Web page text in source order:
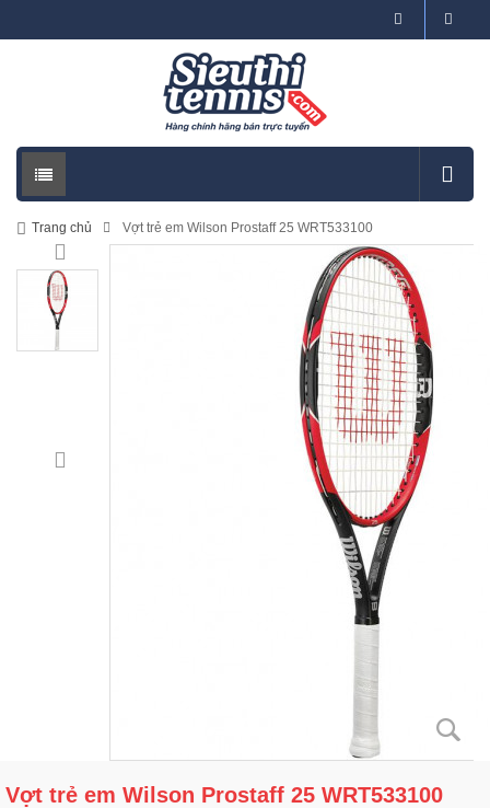
Trang chủ Vợt trẻ em Wilson Prostaff 25 WRT533100
Vợt trẻ em Wilson Prostaff 25 WRT533100